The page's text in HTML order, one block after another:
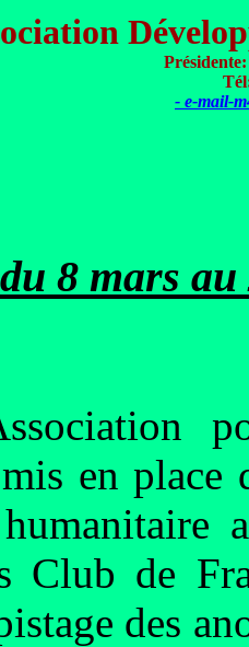
- e-mail-
8 mars
en
Club de
des